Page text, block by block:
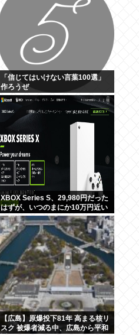
「信じてはいけない言葉100選」
作ろうぜ
XBOX Series S、29,980円だった
はずが、いつのまにか10万円近い
価格に
【広島】原爆投下81年 高まる核リ
スク 被爆者減る中、広島から平和